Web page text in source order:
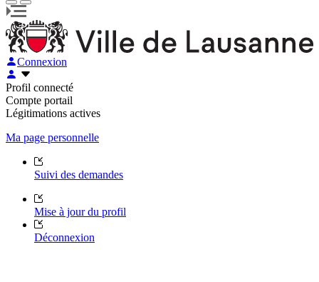
Connexion
Profil connecté
Compte portail
Légitimations actives
Ma page personnelle
Suivi des demandes
Mise à jour du profil
Déconnexion